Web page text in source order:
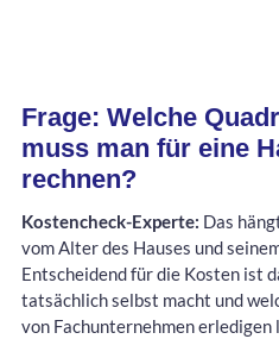
Frage: Welche
muss man für eine
rechnen?
Kostencheck-Experte: Das
vom Alter des Hauses und
Entscheidend für die Kosten ist
tatsächlich selbst macht und
von Fachunternehmen erledigen